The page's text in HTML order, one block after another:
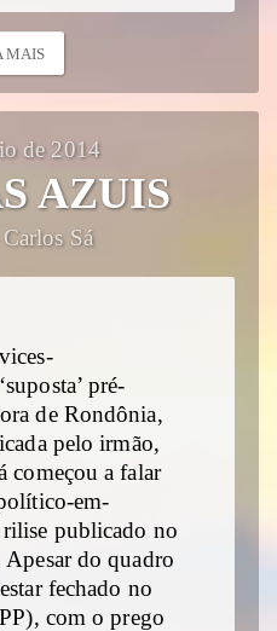
MAIS
de 2014
AZUIS
Sá
pré-
de Rondônia,
pelo irmão,
começou a falar
em-
rilise publicado no
Apesar do quadro
fechado no
com o prego